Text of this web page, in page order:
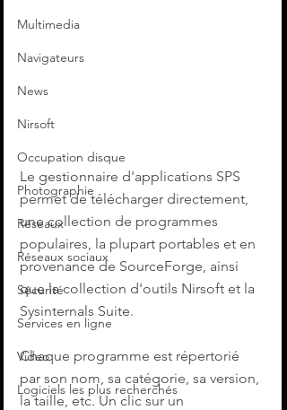
Multimedia
Navigateurs
News
Nirsoft
Occupation disque
Photographie
Réseaux
Réseaux sociaux
Sécurité
Services en ligne
Video
Logiciels les plus recherchés
Le gestionnaire d'applications SPS
permet de télécharger directement,
une collection de programmes
populaires, la plupart portables et en
provenance de SourceForge, ainsi
que la collection d'outils Nirsoft et la
Sysinternals Suite.
Chaque programme est répertorié
par son nom, sa catégorie, sa version,
la taille, etc. Un clic sur un